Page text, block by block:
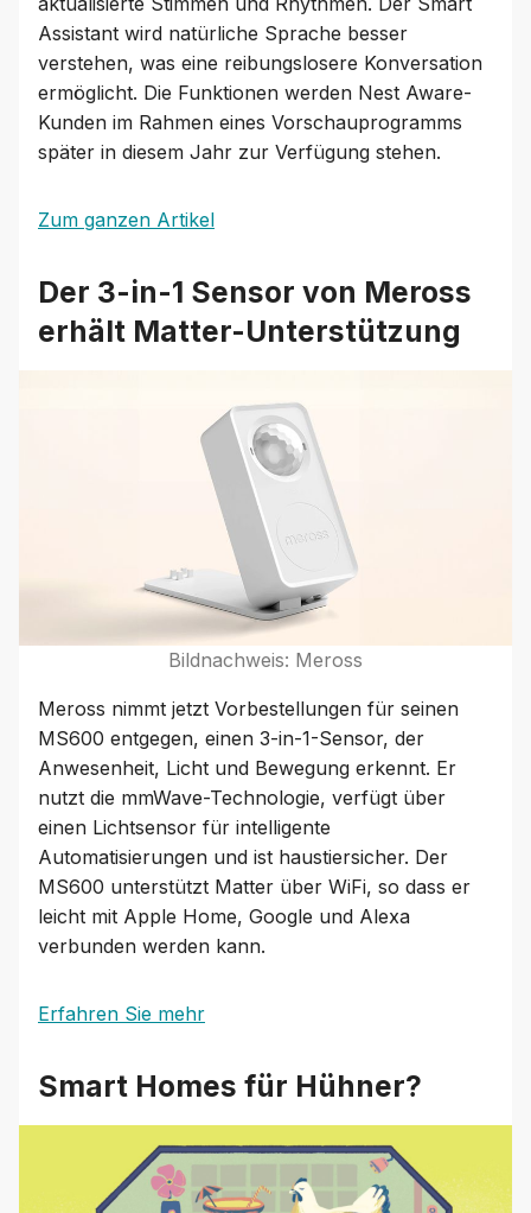
Assistant wird natürliche Sprache besser
verstehen, was eine reibungslosere Konversation
ermöglicht. Die Funktionen werden Nest Aware-
Kunden im Rahmen eines Vorschauprogramms
später in diesem Jahr zur Verfügung stehen.
Zum ganzen Artikel
Der 3-in-1 Sensor von Meross
erhält Matter-Unterstützung
Bildnachweis: Meross
Meross nimmt jetzt Vorbestellungen für seinen
MS600 entgegen, einen 3-in-1-Sensor, der
Anwesenheit, Licht und Bewegung erkennt. Er
nutzt die mmWave-Technologie, verfügt über
einen Lichtsensor für intelligente
Automatisierungen und ist haustiersicher. Der
MS600 unterstützt Matter über WiFi, so dass er
leicht mit Apple Home, Google und Alexa
verbunden werden kann.
Erfahren Sie mehr
Smart Homes für Hühner?